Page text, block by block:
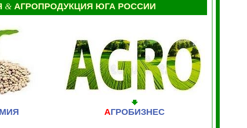
& АГРОПРОДУКЦИЯ ЮГА РОССИИ
АГРОБИЗНЕС